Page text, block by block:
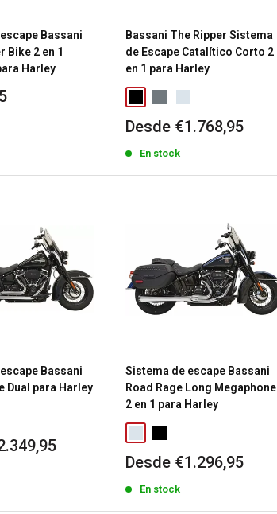
Bassani
Bike 2 en 1
Harley
Bassani The Ripper Sistema
de Escape Catalítico Corto 2
en 1 para Harley
Precio
venta
Desde €1.768,95
En stock
Bassani
Dual para Harley
Sistema de escape Bassani
Road Rage Long Megaphone
2 en 1 para Harley
Precio
venta
Desde €1.296,95
En stock